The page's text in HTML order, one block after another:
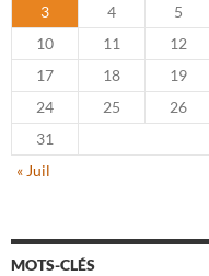
3
4 5
10
11 12
17
18 19
24
25 26
31
« Juil
MOTS-CLÉS